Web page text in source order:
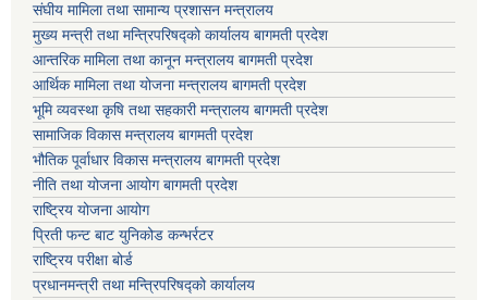
संघीय मामिला तथा सामान्य प्रशासन मन्त्रालय
मुख्य मन्त्री तथा मन्त्रिपरिषद्को कार्यालय बागमती प्रदेश
आन्तरिक मामिला तथा कानून मन्त्रालय बागमती प्रदेश
आर्थिक मामिला तथा योजना मन्त्रालय बागमती प्रदेश
भूमि व्यवस्था कृषि तथा सहकारी मन्त्रालय बागमती प्रदेश
सामाजिक विकास मन्त्रालय बागमती प्रदेश
भौतिक पूर्वाधार विकास मन्त्रालय बागमती प्रदेश
नीति तथा योजना आयोग बागमती प्रदेश
राष्ट्रिय योजना आयोग
प्रिती फन्ट बाट युनिकोड कन्भर्रटर
राष्ट्रिय परीक्षा बोर्ड
प्रधानमन्त्री तथा मन्त्रिपरिषद्को कार्यालय